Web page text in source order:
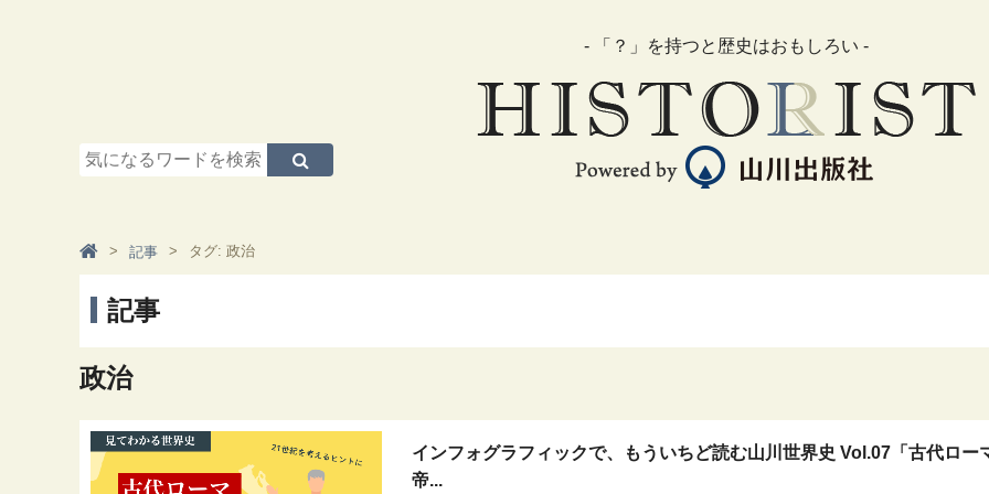
- 「？」を持つと歴史はおもしろい -
記事 タグ: 政治
記事
政治
インフォグラフィックで、もういちど読む山川世界史 Vol.07「古代ロー
帝...